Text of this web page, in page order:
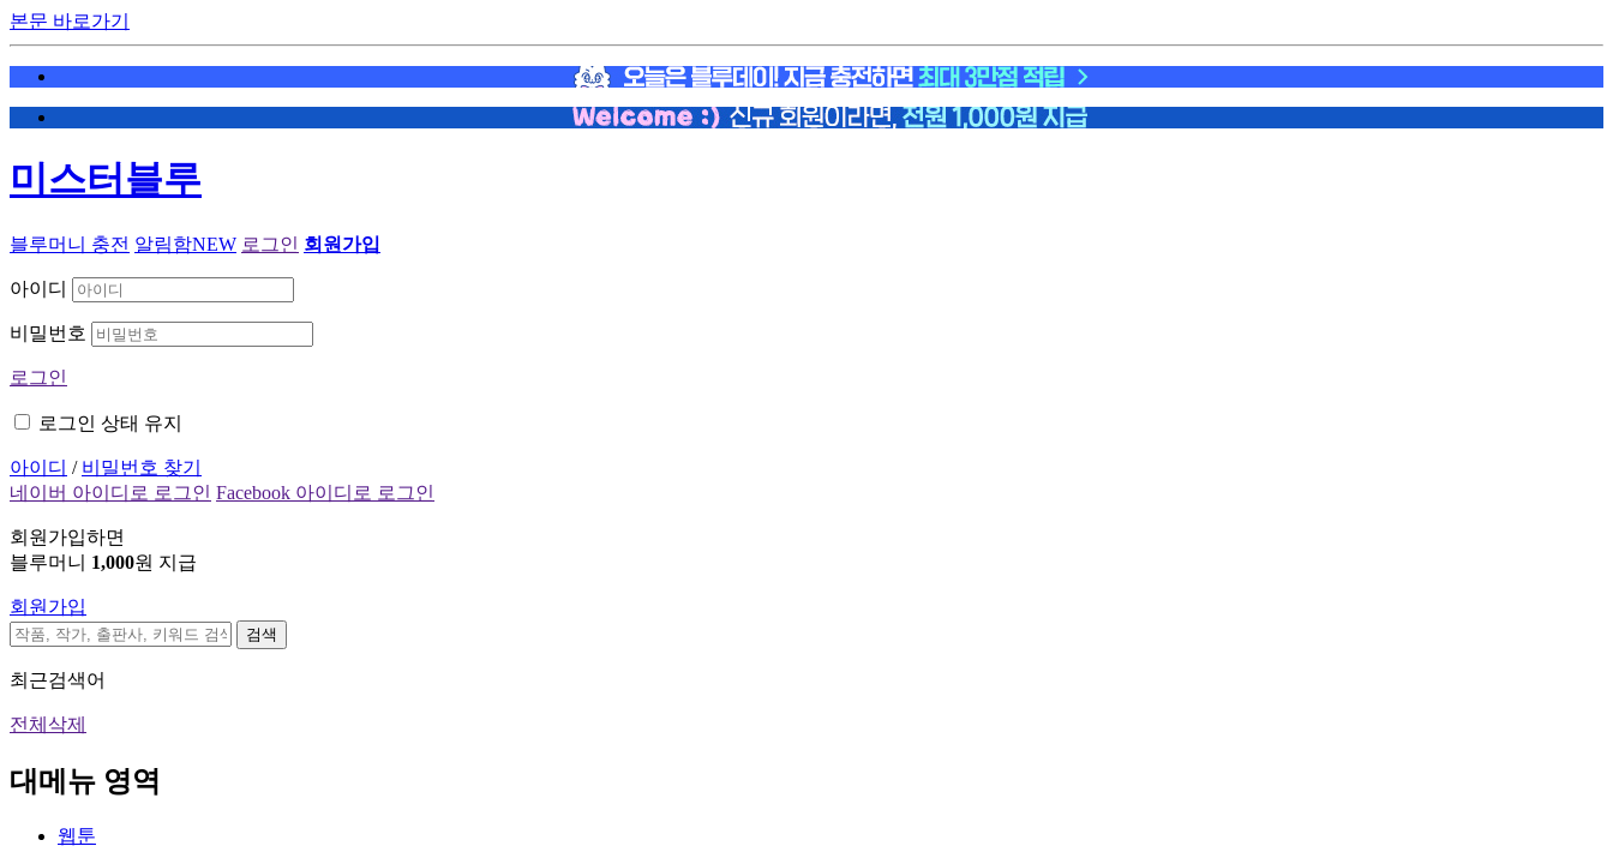
본문 바로가기
미스터블루
블루머니 충전 알림함NEW 로그인 회원가입
아이디
비밀번호
로그인
로그인 상태 유지
아이디 / 비밀번호 찾기
네이버 아이디로 로그인 Facebook 아이디로 로그인
회원가입하면
블루머니 1,000원 지급
회원가입
검색
최근검색어
전체삭제
대메뉴 영역
웹툰